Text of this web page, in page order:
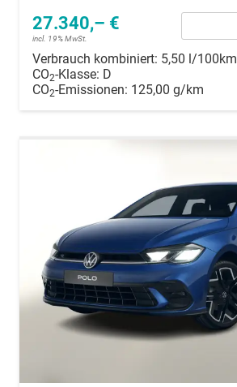
27.340,– €
incl. 19% MwSt.
Verbrauch kombiniert: 5,50 l/100km
CO2-Klasse: D
CO2-Emissionen: 125,00 g/km